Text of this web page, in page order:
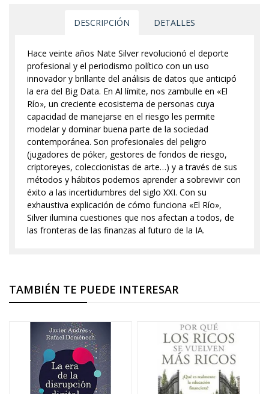
DESCRIPCIÓN DETALLES
Hace veinte años Nate Silver revolucionó el deporte
profesional y el periodismo político con un uso
innovador y brillante del análisis de datos que anticipó
la era del Big Data. En Al límite, nos zambulle en «El
Río», un creciente ecosistema de personas cuya
capacidad de manejarse en el riesgo les permite
modelar y dominar buena parte de la sociedad
contemporánea. Son profesionales del peligro
(jugadores de póker, gestores de fondos de riesgo,
criptoreyes, coleccionistas de arte…) y a través de sus
métodos y hábitos podemos aprender a sobrevivir con
éxito a las incertidumbres del siglo XXI. Con su
exhaustiva explicación de cómo funciona «El Río»,
Silver ilumina cuestiones que nos afectan a todos, de
las fronteras de las finanzas al futuro de la IA.
TAMBIÉN TE PUEDE INTERESAR